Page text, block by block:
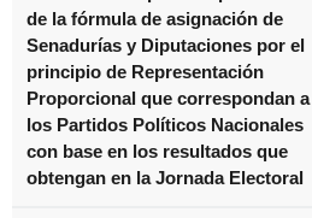
de la fórmula de asignación de
Senadurías y Diputaciones por el
principio de Representación
Proporcional que correspondan a
los Partidos Políticos Nacionales
con base en los resultados que
obtengan en la Jornada Electoral